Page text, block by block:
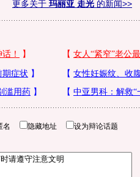
更多关于 玛丽亚 走光 的新闻>>
名 隐藏地址 设为辩论话题